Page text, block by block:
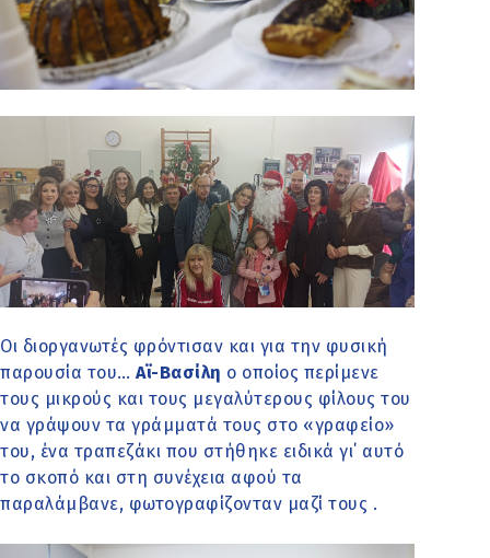
Οι διοργανωτές φρόντισαν και για την φυσική
παρουσία του… Αϊ-Βασίλη ο οποίος περίμενε
τους μικρούς και τους μεγαλύτερους φίλους του
να γράψουν τα γράμματά τους στο «γραφείο»
του, ένα τραπεζάκι που στήθηκε ειδικά γι΄ αυτό
το σκοπό και στη συνέχεια αφού τα
παραλάμβανε, φωτογραφίζονταν μαζί τους .